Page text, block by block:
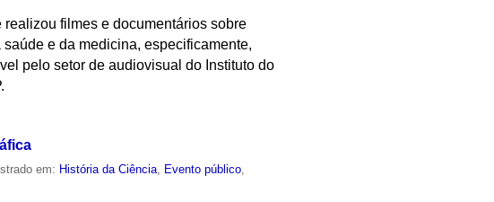
filmes e documentários sobre
e da medicina, especificamente,
pelo setor de audiovisual do Instituto do
em: História da Ciência, Evento público,